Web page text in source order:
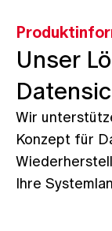
Unser
Wir
Konzept für
Ihre